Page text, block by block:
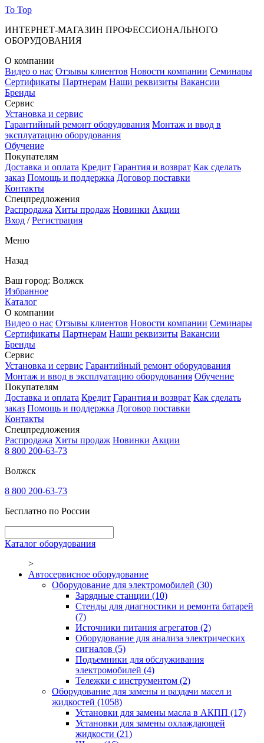
To Top
ИНТЕРНЕТ-МАГАЗИН ПРОФЕССИОНАЛЬНОГО
ОБОРУДОВАНИЯ
О компании
Видео о нас Отзывы клиентов Новости компании Семинары
Сертификаты Партнерам Наши реквизиты Вакансии
Бренды
Сервис
Установка и сервис
Гарантийный ремонт оборудования Монтаж и ввод в
эксплуатацию оборудования
Обучение
Покупателям
Доставка и оплата Кредит Гарантия и возврат Как сделать
заказ Помощь и поддержка Договор поставки
Контакты
Спецпредложения
Распродажа Хиты продаж Новинки Акции
Вход /Регистрация
Меню
Назад
Ваш город: Волжск
Избранное
Каталог
О компании
Видео о нас Отзывы клиентов Новости компании Семинары
Сертификаты Партнерам Наши реквизиты Вакансии
Бренды
Сервис
Установка и сервис Гарантийный ремонт оборудования
Монтаж и ввод в эксплуатацию оборудования Обучение
Покупателям
Доставка и оплата Кредит Гарантия и возврат Как сделать
заказ Помощь и поддержка Договор поставки
Контакты
Спецпредложения
Распродажа Хиты продаж Новинки Акции
8 800 200-63-73
Волжск
8 800 200-63-73
Бесплатно по России
Каталог оборудования
>
Автосервисное оборудование
Оборудование для электромобилей (30)
Зарядные станции (10)
Стенды для диагностики и ремонта батарей
(7)
Источники питания агрегатов (2)
Оборудование для анализа электрических
сигналов (5)
Подъемники для обслуживания
электромобилей (4)
Тележки с инструментом (2)
Оборудование для замены и раздачи масел и
жидкостей (1058)
Установки для замены масла в АКПП (17)
Установки для замены охлаждающей
жидкости (21)